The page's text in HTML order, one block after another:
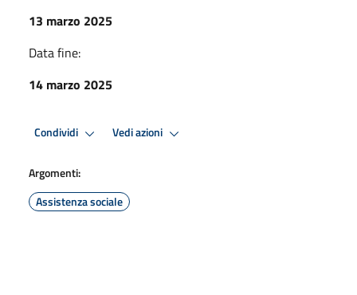
13 marzo 2025
Data fine:
14 marzo 2025
Condividi Vedi azioni
Argomenti:
Assistenza sociale